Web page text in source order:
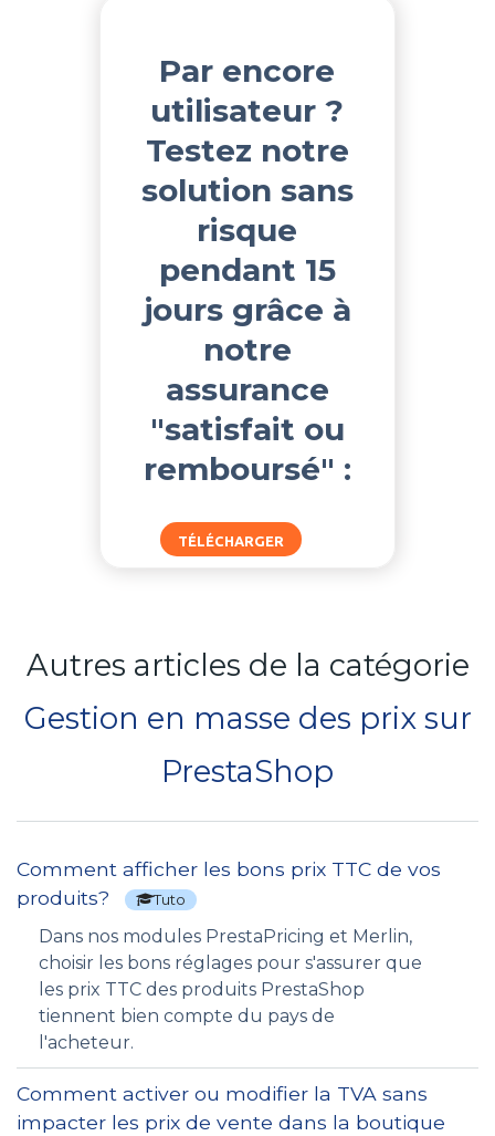
Par encore
utilisateur ?
Testez notre
solution sans
risque
pendant 15
jours grâce à
notre
assurance
"satisfait ou
remboursé" :
TÉLÉCHARGER
Autres articles de la catégorie
Gestion en masse des prix sur
PrestaShop
Comment afficher les bons prix TTC de vos
produits?
Tuto
Dans nos modules PrestaPricing et Merlin,
choisir les bons réglages pour s'assurer que
les prix TTC des produits PrestaShop
tiennent bien compte du pays de
l'acheteur.
Comment activer ou modifier la TVA sans
impacter les prix de vente dans la boutique